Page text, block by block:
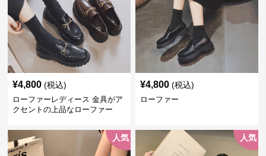
¥4,800 (税込)
ローファーレディース 金具がア
クセントの上品なローファー
¥4,800 (税込)
ローファー
人気 人気